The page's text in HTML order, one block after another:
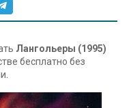
Лангольеры (1995)
бесплатно без